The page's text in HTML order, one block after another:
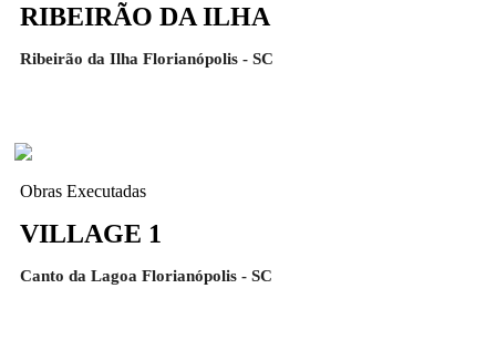
RIBEIRÃO DA ILHA
Ribeirão da Ilha Florianópolis - SC
Obras Executadas
VILLAGE 1
Canto da Lagoa Florianópolis - SC